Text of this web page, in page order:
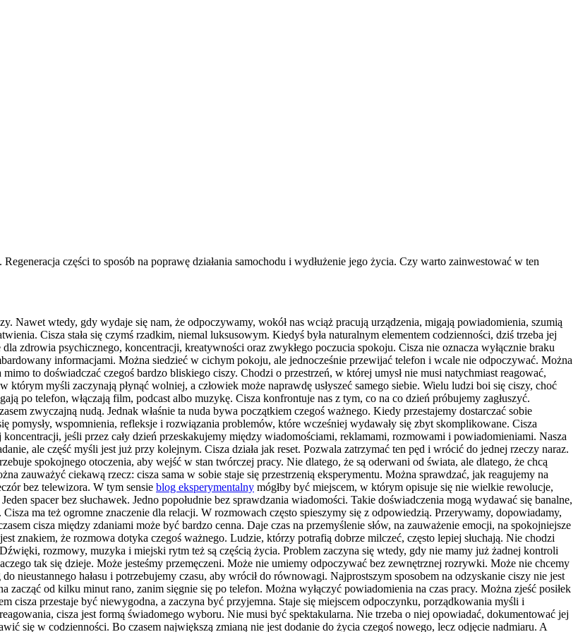
części to sposób na poprawę działania samochodu i wydłużenie jego życia. Czy warto zainwestować w ten
Nawet wtedy, gdy wydaje się nam, że odpoczywamy, wokół nas wciąż pracują urządzenia, migają powiadomienia, szumią
Cisza stała się czymś rzadkim, niemal luksusowym. Kiedyś była naturalnym elementem codzienności, dziś trzeba jej
zdrowia psychicznego, koncentracji, kreatywności oraz zwykłego poczucia spokoju. Cisza nie oznacza wyłącznie braku
informacjami. Można siedzieć w cichym pokoju, ale jednocześnie przewijać telefon i wcale nie odpoczywać. Można
to doświadczać czegoś bardzo bliskiego ciszy. Chodzi o przestrzeń, w której umysł nie musi natychmiast reagować,
myśli zaczynają płynąć wolniej, a człowiek może naprawdę usłyszeć samego siebie. Wielu ludzi boi się ciszy, choć
po telefon, włączają film, podcast albo muzykę. Cisza konfrontuje nas z tym, co na co dzień próbujemy zagłuszyć.
zwyczajną nudą. Jednak właśnie ta nuda bywa początkiem czegoś ważnego. Kiedy przestajemy dostarczać sobie
pomysły, wspomnienia, refleksje i rozwiązania problemów, które wcześniej wydawały się zbyt skomplikowane. Cisza
jeśli przez cały dzień przeskakujemy między wiadomościami, reklamami, rozmowami i powiadomieniami. Nasza
ale część myśli jest już przy kolejnym. Cisza działa jak reset. Pozwala zatrzymać ten pęd i wrócić do jednej rzeczy naraz.
spokojnego otoczenia, aby wejść w stan twórczej pracy. Nie dlatego, że są oderwani od świata, ale dlatego, że chcą
zauważyć ciekawą rzecz: cisza sama w sobie staje się przestrzenią eksperymentu. Można sprawdzać, jak reagujemy na
bez telewizora. W tym sensie blog eksperymentalny mógłby być miejscem, w którym opisuje się nie wielkie rewolucje,
spacer bez słuchawek. Jedno popołudnie bez sprawdzania wiadomości. Takie doświadczenia mogą wydawać się banalne,
ma też ogromne znaczenie dla relacji. W rozmowach często spieszymy się z odpowiedzią. Przerywamy, dopowiadamy,
cisza między zdaniami może być bardzo cenna. Daje czas na przemyślenie słów, na zauważenie emocji, na spokojniejsze
znakiem, że rozmowa dotyka czegoś ważnego. Ludzie, którzy potrafią dobrze milczeć, często lepiej słuchają. Nie chodzi
rozmowy, muzyka i miejski rytm też są częścią życia. Problem zaczyna się wtedy, gdy nie mamy już żadnej kontroli
tak się dzieje. Może jesteśmy przemęczeni. Może nie umiemy odpoczywać bez zewnętrznej rozrywki. Może nie chcemy
nieustannego hałasu i potrzebujemy czasu, aby wrócił do równowagi. Najprostszym sposobem na odzyskanie ciszy nie jest
od kilku minut rano, zanim sięgnie się po telefon. Można wyłączyć powiadomienia na czas pracy. Można zjeść posiłek
cisza przestaje być niewygodna, a zaczyna być przyjemna. Staje się miejscem odpoczynku, porządkowania myśli i
cisza jest formą świadomego wyboru. Nie musi być spektakularna. Nie trzeba o niej opowiadać, dokumentować jej
się w codzienności. Bo czasem największą zmianą nie jest dodanie do życia czegoś nowego, lecz odjęcie nadmiaru. A